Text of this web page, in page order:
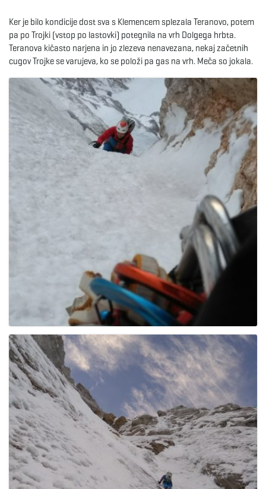
Ker je bilo kondicije dost sva s Klemencem splezala Teranovo, potem
pa po Trojki (vstop po lastovki) potegnila na vrh Dolgega hrbta.
Teranova kičasto narjena in jo zlezeva nenavezana, nekaj začetnih
cugov Trojke se varujeva, ko se položi pa gas na vrh. Meča so jokala.